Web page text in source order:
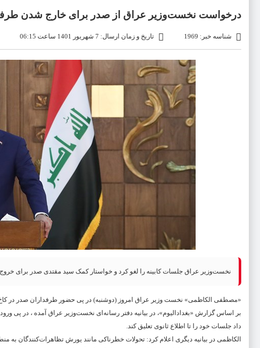
درخواست نخست‌وزیر عراق از صدر برای خارج شدن
شناسه خبر: 1969 تاریخ و زمان ارسال: 7 شهریور 1401 ساعت 06:15
نخست‌وزیر عراق جلسات کابینه را لغو کرد و خواستار کمک سید مقتدی صدر برای
«مصطفی الکاظمی» نخست ‎وزیر عراق امروز (دوشنبه) در پی حضور طرفداران صدر در کاخ ریاست جمهوری اعلام کرد، جلسات کابینه تا اطلاع ثانوی لغو است.
بر اساس گزارش «بغدادالیوم»، در بیانیه دفتر رسانه‌ای نخست‌وزیر عراق آمده ، در پی
داد جلسات خود را تا اطلاع ثانوی تعلیق کند.
الکاظمی در بیانیه دیگری اعلام کرد: تحولات خطرناکی مانند یورش تظاهرات‌کنندگان